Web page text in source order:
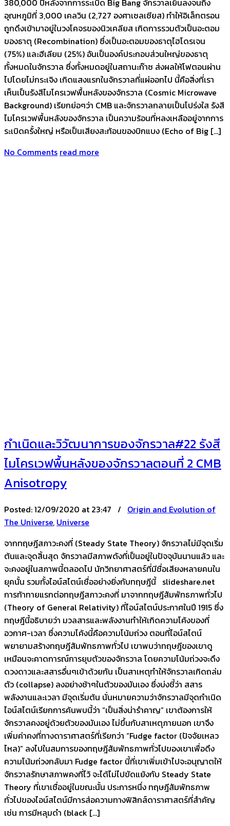
380,000 ปีหลังจากการระเบิด Big Bang จักรวาลเย็นลงจนถึง
อุณหภูมิที่ 3,000 เคลวิน (2,727 องศาเซลเซียส) ทำให้อิเล็กตรอน
ถูกดึงเข้ามาอยู่ในวงโคจรของนิวเคลียส เกิดการรวมตัวเป็นอะตอม
ของธาตุ (Recombination) ซึ่งเป็นอะตอมของธาตุไฮโดรเจน
(75%) และฮีเลียม (25%) อันเป็นองค์ประกอบส่วนใหญ่ของธาตุ
ทั้งหมดในจักรวาล ซึ่งทั้งหมดอยู่ในสถานะก๊าซ ส่งผลให้โฟตอนผ่าน
ไปโดยไม่กระเจิง เกิดแสงแรกในจักรวาลที่แผ่ออกไป นี้คือสิ่งที่เรา
เห็นเป็นรังสีไมโครเวฟพื้นหลังของจักรวาล (Cosmic Microwave
Background) เรียกย่อๆว่า CMB และจักรวาลกลายเป็นโปร่งใส รังสี
ไมโครเวฟพื้นหลังของจักรวาล เป็นความร้อนที่หลงเหลืออยู่จากการ
ระเบิดครั้งใหญ่ หรือเป็นเสียงสะท้อนของบิกแบง (Echo of Big […]
No Comments read more
กำเนิดและวิวัฒนาการของจักรวาล#22 รังสี
ไมโครเวฟพื้นหลังของจักรวาลตอนที่ 2 CMB
Anisotropy
Posted:12/09/2020 at 23:47 / Origin and Evolution of
The Universe, Universe
จากทฤษฎีสภาวะคงที่ (Steady State Theory) จักรวาลไม่มีจุดเริ่ม
ต้นและจุดสิ้นสุด จักรวาลมีสภาพดังที่เป็นอยู่ในปัจจุบันนานแล้ว และ
จะคงอยู่ในสภาพนี้ตลอดไป นักวิทยาศาสตร์ที่มีชื่อเสียงหลายคนใน
ยุคนั้น รวมทั้งไอน์สไตน์เชื่ออย่างยิ่งกับทฤษฎีนี้ slideshare.net
การท้าทายแรกต่อทฤษฎีสภาวะคงที่ มาจากทฤษฎีสัมพัทธภาพทั่วไป
(Theory of General Relativity) ที่ไอน์สไตน์ประกาศในปี 1915 ซึ่ง
ทฤษฎีนี้อธิบายว่า มวลสารและพลังงานทำให้เกิดความโค้งของที่
อวกาศ-เวลา ซึ่งความโค้งนี้คือความโน้มถ่วง ตอนที่ไอน์สไตน์
พยายามสร้างทฤษฎีสัมพัทธภาพทั่วไป เขาพบว่าทฤษฎีของเขาดู
เหมือนจะคาดการณ์การยุบตัวของจักรวาล โดยความโน้มถ่วงจะดึง
ดวงดาวและสสารอื่นๆเข้าด้วยกัน เป็นสาเหตุทำให้จักรวาลเกิดถล่ม
ตัว (collapse) ลงอย่างช้าๆในตัวของมันเอง ซึ่งบ่งชี้ว่า สสาร
พลังงานและเวลา มีจุดเริ่มต้น นั่นหมายความว่าจักรวาลมีจุดกำเนิด
ไอน์สไตน์เรียกการค้นพบนี้ว่า “เป็นสิ่งน่ารำคาญ” เขาต้องการให้
จักรวาลคงอยู่ด้วยตัวของมันเอง ไม่ขึ้นกับสาเหตุภายนอก เขาจึง
เพิ่มค่าคงที่ทางดาราศาสตร์ที่เรียกว่า “Fudge factor (ปัจจัยเหลว
ไหล)” ลงไปในสมการของทฤษฎีสัมพัทธภาพทั่วไปของเขาเพื่อดึง
ความโน้มถ่วงกลับมา Fudge factor นี้ที่เขาเพิ่มเข้าไปจะอนุญาตให้
จักรวาลรักษาสภาพคงที่ไว้ จะได้ไม่ไปขัดแย้งกับ Steady State
Theory ที่เขาเชื่ออยู่ในขณะนั้น ประการหนึ่ง ทฤษฎีสัมพัทธภาพ
ทั่วไปของไอน์สไตน์มีการส่อความทางฟิสิกส์ดาราศาสตร์ที่สำคัญ
เช่น การมีหลุมดำ (black […]